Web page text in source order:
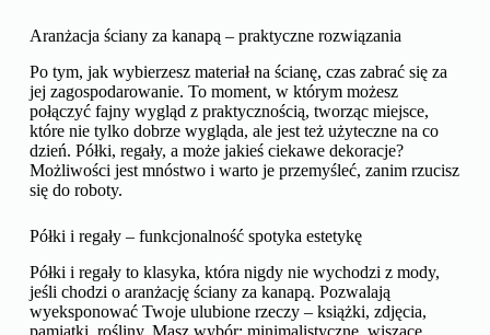
Aranżacja ściany za kanapą – praktyczne rozwiązania
Po tym, jak wybierzesz materiał na ścianę, czas zabrać się za
jej zagospodarowanie. To moment, w którym możesz
połączyć fajny wygląd z praktycznością, tworząc miejsce,
które nie tylko dobrze wygląda, ale jest też użyteczne na co
dzień. Półki, regały, a może jakieś ciekawe dekoracje?
Możliwości jest mnóstwo i warto je przemyśleć, zanim rzucisz
się do roboty.
Półki i regały – funkcjonalność spotyka estetykę
Półki i regały to klasyka, która nigdy nie wychodzi z mody,
jeśli chodzi o aranżację ściany za kanapą. Pozwalają
wyeksponować Twoje ulubione rzeczy – książki, zdjęcia,
pamiątki, rośliny. Masz wybór: minimalistyczne, wiszące